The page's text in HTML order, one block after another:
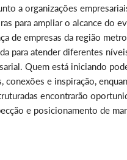
a organizações
para ampliar o alcance do
de empresas da região
para atender diferentes
Quem está iniciando
conexões e inspiração,
encontrarão
e posicionamento de